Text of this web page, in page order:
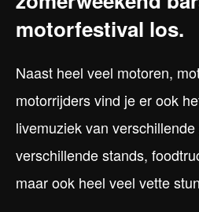
motorfestival los.
Naast heel veel motoren,
motorrijders vind je er ook
livemuziek van
verschillende stands,
maar ook heel veel vette